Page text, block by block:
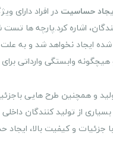
حساسیتدر افراد دارای
اشاره کرد.پارچه ها
ایجاد نخواهد شد و به
وابستگی وارداتی
و همچنین طرح هایی
از تولید کنندگان
و کیفیت بالا، ایجاد